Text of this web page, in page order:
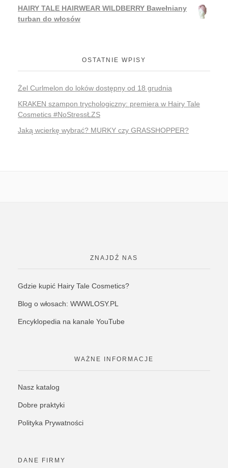
HAIRY TALE HAIRWEAR WILDBERRY Bawełniany
turban do włosów
OSTATNIE WPISY
Żel Curlmelon do loków dostępny od 18 grudnia
KRAKEN szampon trychologiczny: premiera w Hairy Tale
Cosmetics #NoStressŁZS
Jaką wcierkę wybrać? MURKY czy GRASSHOPPER?
ZNAJDŹ NAS
Gdzie kupić Hairy Tale Cosmetics?
Blog o włosach: WWWLOSY.PL
Encyklopedia na kanale YouTube
WAŻNE INFORMACJE
Nasz katalog
Dobre praktyki
Polityka Prywatności
DANE FIRMY